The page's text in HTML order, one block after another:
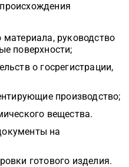
руководство
поверхности;
о госрегистрации,
производство;
вещества.
на
готового изделия.